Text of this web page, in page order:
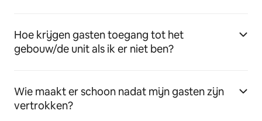
Hoe krijgen gasten toegang tot het
gebouw/de unit als ik er niet ben?
Wie maakt er schoon nadat mijn gasten zijn
vertrokken?